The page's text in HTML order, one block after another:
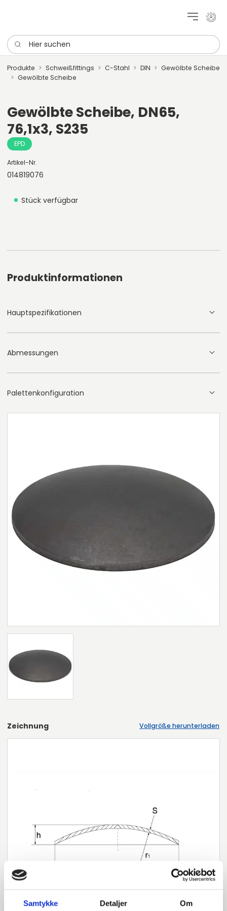
Samtykke Detaljer Om
Mein
Hier suchen
Produkte Schweißfittings C-Stahl DIN
Gewölbte Scheibe
Gewölbte Scheibe
Gewölbte Scheibe, DN65,
76,1x3, S235
EPD
Artikel-Nr.
014819076
Stück verfügbar
Produktinformationen
Hauptspezifikationen
Abmessungen
Palettenkonfiguration
Zeichnung Vollgröße herunterladen